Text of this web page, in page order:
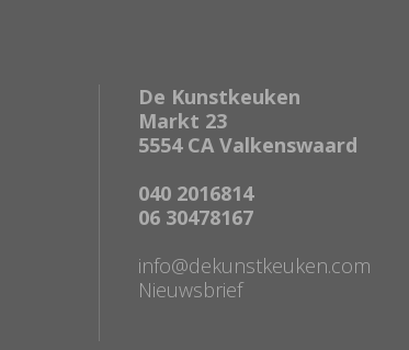
De Kunstkeuken
Markt 23
5554 CA Valkenswaard
040 2016814
06 30478167
info@dekunstkeuken.com
Nieuwsbrief